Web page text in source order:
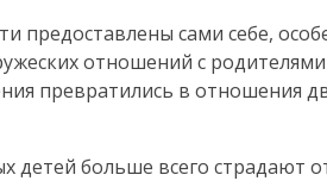
предоставлены сами себе,
отношений с
превратились в отношения
детей больше всего страдают